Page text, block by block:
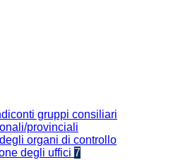
gruppi consiliari
provinciali
organi di controllo
degli uffici 7